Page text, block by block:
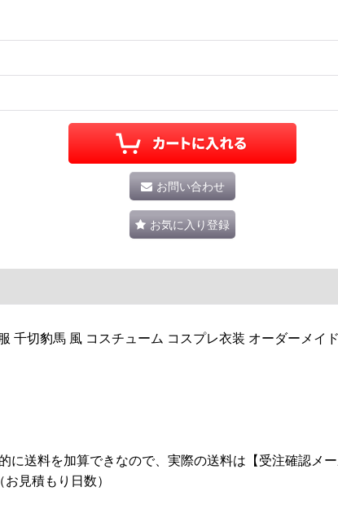
お問い合わせ
お気に入り登録
千切豹馬 風 コスチューム コスプレ衣装 オーダーメイ
送料を加算できなので、実際の送料は【受注確認メー
見積もり日数）